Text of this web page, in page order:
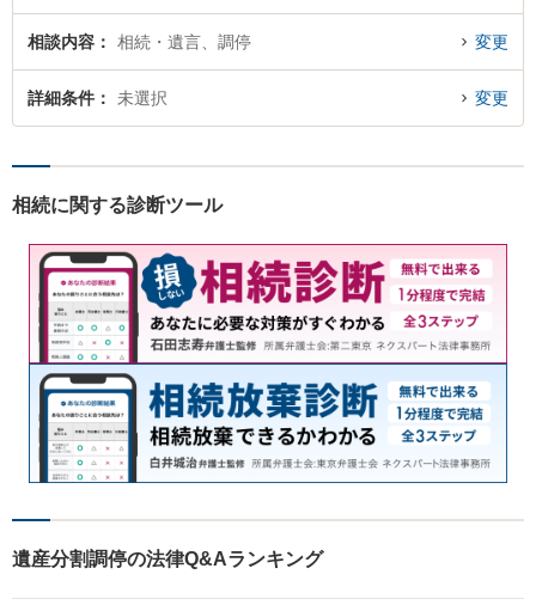
相談内容 相続・遺言、調停 変更
詳細条件 未選択 変更
相続に関する診断ツール
遺産分割調停の法律Q&Aランキング